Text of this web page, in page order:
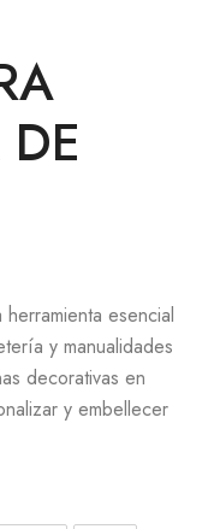
herramienta esencial
y manualidades
decorativas en
y embellecer